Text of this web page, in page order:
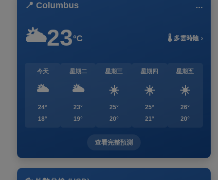
📍 Columbus ...
🌥️23°C 🌡️ 多雲時陰 ›
今天
🌥️
24°
18°
星期二
🌥️
23°
19°
星期三
☀️
25°
20°
星期四
☀️
25°
21°
星期五
☀️
26°
20°
查看完整預測